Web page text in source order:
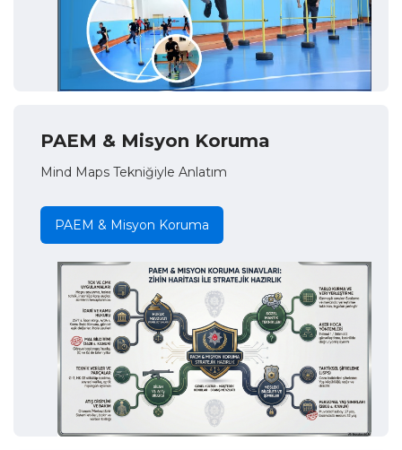
PAEM & Misyon Koruma
Mind Maps Tekniğiyle Anlatım
PAEM & Misyon Koruma